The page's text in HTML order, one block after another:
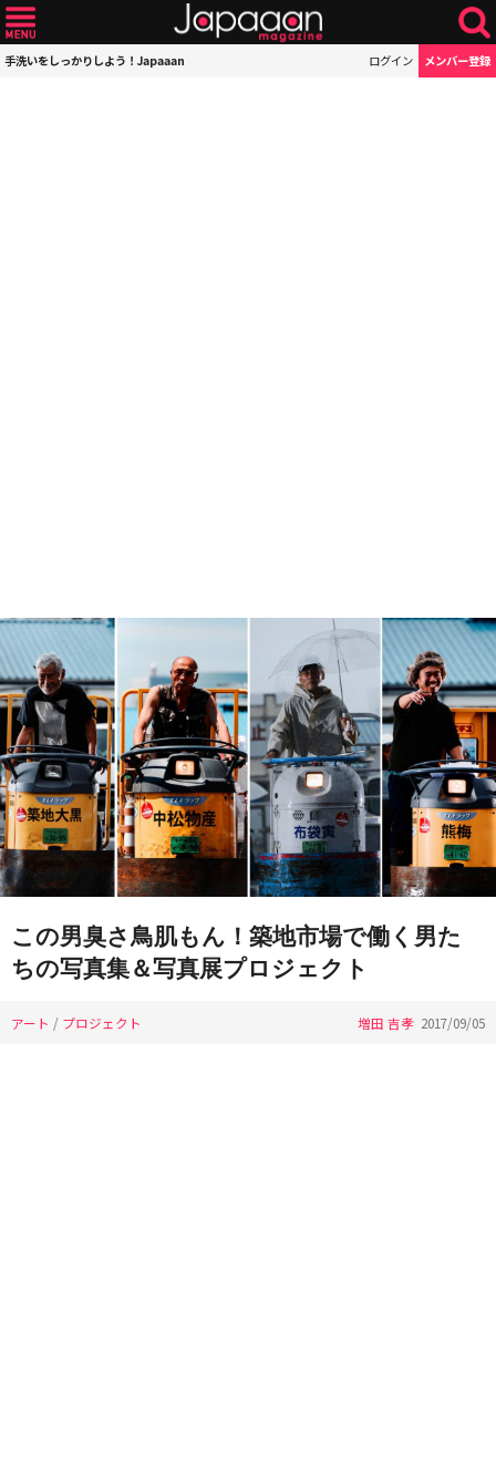
手洗いをしっかりしよう！Japaaan ログイン メンバー登録
この男臭さ鳥肌もん！築地市場で働く男た
ちの写真集＆写真展プロジェクト
アート / プロジェクト 増田 吉孝 2017/09/05